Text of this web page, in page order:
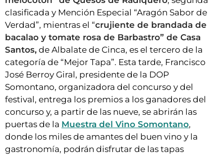
clasificada y Mención Especial “Aragón Sabor de
Verdad”, mientras el “crujiente de brandada de
bacalao y tomate rosa de Barbastro” de Casa
Santos, de Albalate de Cinca, es el tercero de la
categoría de “Mejor Tapa”. Esta tarde, Francisco
José Berroy Giral, presidente de la DOP
Somontano, organizadora del concurso y del
festival, entrega los premios a los ganadores del
concurso y, a partir de las nueve, se abrirán las
puertas de la Muestra del Vino Somontano,
donde los miles de amantes del buen vino y la
gastronomía, podrán disfrutar de las tapas